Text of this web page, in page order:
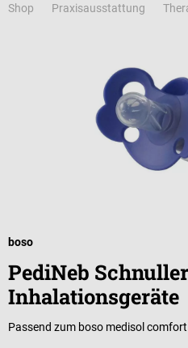
Shop Praxisausstattung
boso
PediNeb
Inhalationsgeräte
Passend zum boso medisol